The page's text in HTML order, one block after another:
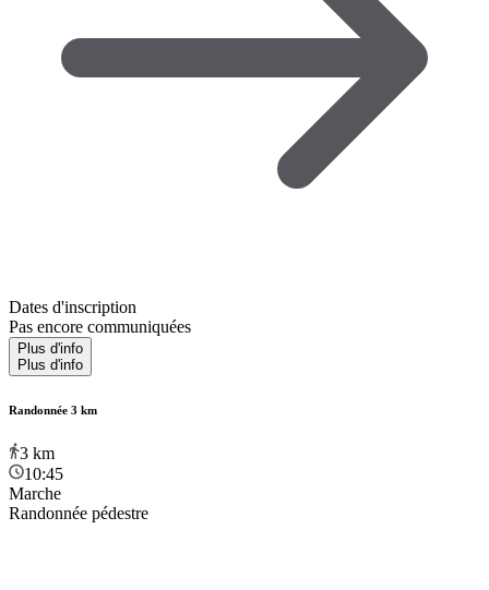
Dates d'inscription
Pas encore communiquées
Plus d'info
Plus d'info
Randonnée 3 km
3 km
10:45
Marche
Randonnée pédestre